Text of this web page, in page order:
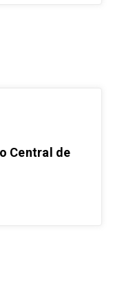
Central de